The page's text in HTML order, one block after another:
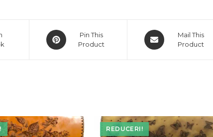
Opens
in
Pin This
Product
Opens
in
Mail This
Product
REDUCERI!